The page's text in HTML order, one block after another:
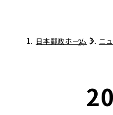
グループ情報
株主・投資家
個人投資家のみなさまへ
ニューストッ
サステナビリ
担当役員メッセージ
採用情報トッ
日本郵政ホーム ニ